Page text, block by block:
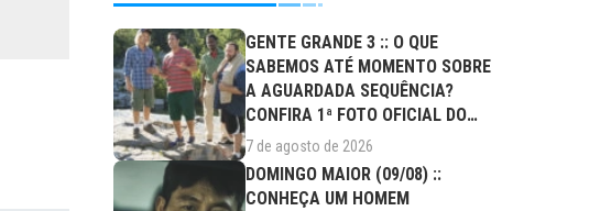
GENTE GRANDE 3 :: O QUE
SABEMOS ATÉ MOMENTO SOBRE
A AGUARDADA SEQUÊNCIA?
CONFIRA 1ª FOTO OFICIAL DO
ELENCO!
7 de agosto de 2026
DOMINGO MAIOR (09/08) ::
CONHEÇA UM HOMEM